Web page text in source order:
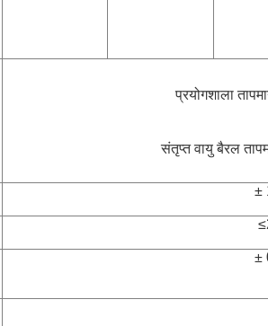
प्रयोगशाला
संतृप्त वायु बैरल
±
±